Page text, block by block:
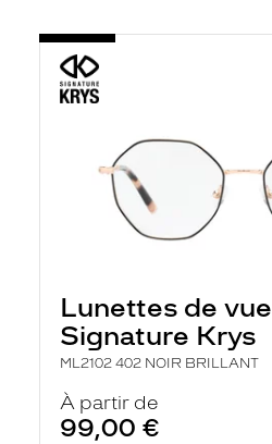
Lunettes de vue
Signature Krys
ML2102 402 NOIR BRILLANT
À partir de
99,00 €